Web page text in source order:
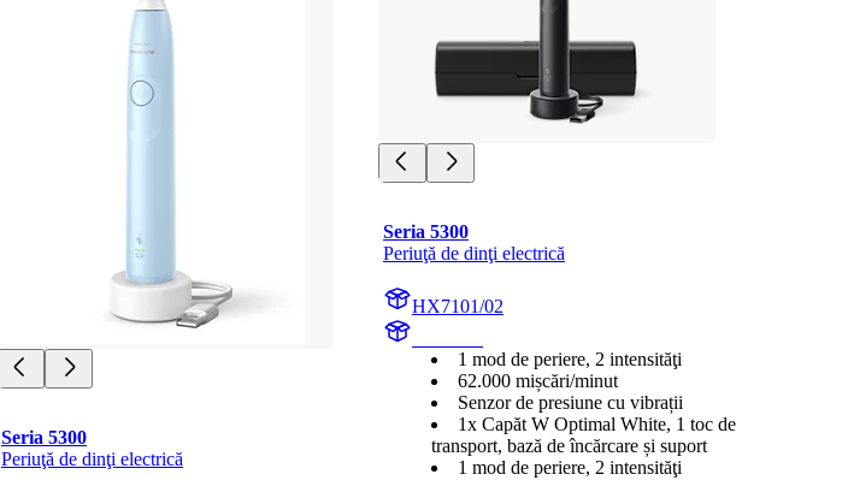
Seria 5300
Periuţă de dinţi electrică
Seria 5300
Periuţă de dinţi electrică
HX7101/02
1 mod de periere, 2 intensităţi
62.000 mișcări/minut
Senzor de presiune cu vibrații
1x Capăt W Optimal White, 1 toc de
transport, bază de încărcare și suport
1 mod de periere, 2 intensităţi